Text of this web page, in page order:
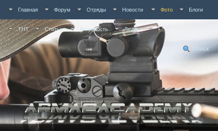
Главная Форум Отряды Новости Фото Блоги
ТНТ Статьи Активность Люди
Поиск